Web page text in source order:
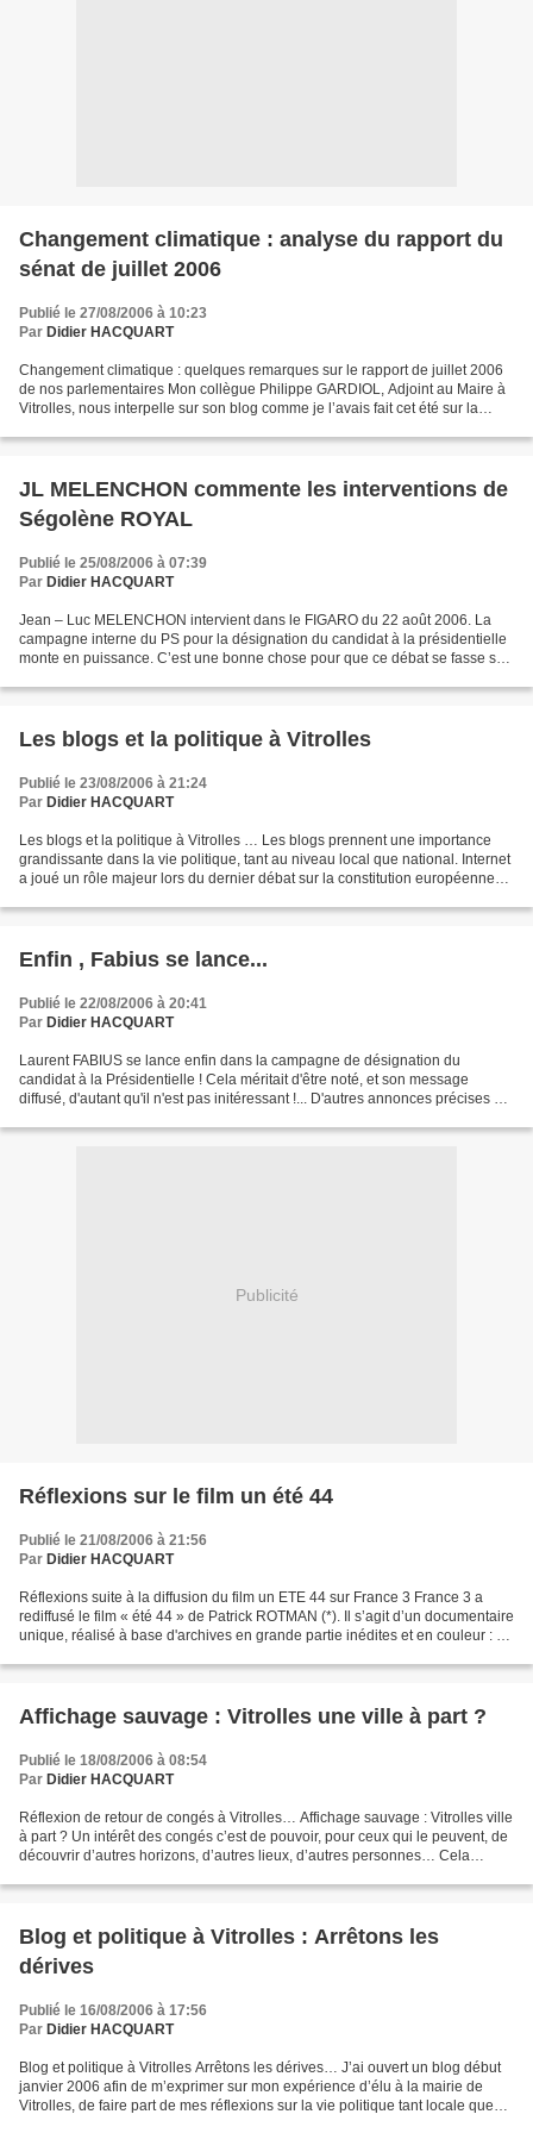
Changement climatique : analyse du rapport du
sénat de juillet 2006
Publié le 27/08/2006 à 10:23
Par Didier HACQUART
Changement climatique : quelques remarques sur le rapport de juillet 2006
de nos parlementaires Mon collègue Philippe GARDIOL, Adjoint au Maire à
Vitrolles, nous interpelle sur son blog comme je l’avais fait cet été sur la
JL MELENCHON commente les interventions de
Ségolène ROYAL
Publié le 25/08/2006 à 07:39
Par Didier HACQUART
Jean – Luc MELENCHON intervient dans le FIGARO du 22 août 2006. La
campagne interne du PS pour la désignation du candidat à la présidentielle
monte en puissance. C’est une bonne chose pour que ce débat se fasse sur
Les blogs et la politique à Vitrolles
Publié le 23/08/2006 à 21:24
Par Didier HACQUART
Les blogs et la politique à Vitrolles … Les blogs prennent une importance
grandissante dans la vie politique, tant au niveau local que national. Internet
a joué un rôle majeur lors du dernier débat sur la constitution européenne
Enfin , Fabius se lance...
Publié le 22/08/2006 à 20:41
Par Didier HACQUART
Laurent FABIUS se lance enfin dans la campagne de désignation du
candidat à la Présidentielle ! Cela méritait d'être noté, et son message
diffusé, d'autant qu'il n'est pas initéressant !... D'autres annonces précises sur
Publicité
Réflexions sur le film un été 44
Publié le 21/08/2006 à 21:56
Par Didier HACQUART
Réflexions suite à la diffusion du film un ETE 44 sur France 3 France 3 a
rediffusé le film « été 44 » de Patrick ROTMAN (*). Il s’agit d’un documentaire
unique, réalisé à base d'archives en grande partie inédites et en couleur : -
Affichage sauvage : Vitrolles une ville à part ?
Publié le 18/08/2006 à 08:54
Par Didier HACQUART
Réflexion de retour de congés à Vitrolles… Affichage sauvage : Vitrolles ville
à part ? Un intérêt des congés c’est de pouvoir, pour ceux qui le peuvent, de
découvrir d’autres horizons, d’autres lieux, d’autres personnes… Cela
Blog et politique à Vitrolles : Arrêtons les
dérives
Publié le 16/08/2006 à 17:56
Par Didier HACQUART
Blog et politique à Vitrolles Arrêtons les dérives… J’ai ouvert un blog début
janvier 2006 afin de m’exprimer sur mon expérience d’élu à la mairie de
Vitrolles, de faire part de mes réflexions sur la vie politique tant locale que